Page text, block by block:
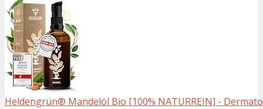
Heldengrün® Mandelöl Bio [100% NATURREIN] -